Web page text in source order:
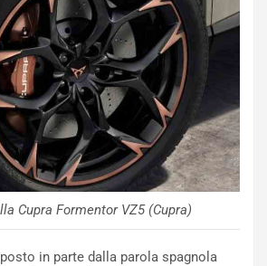
Cupra Formentor VZ5 (Cupra)
in parte dalla parola spagnola